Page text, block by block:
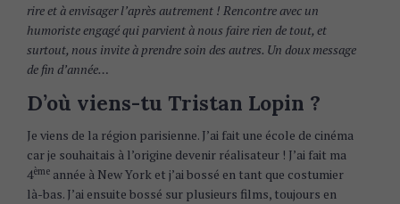
rire et à envisager l’après autrement ! Rencontre avec un
humoriste engagé qui parvient à nous faire rien de tout, et
surtout, nous invite à prendre soin des autres. Un doux message
de fin d’année…
D’où viens-tu Tristan Lopin ?
Je viens de la région parisienne. J’ai fait une école de cinéma
car je souhaitais à l’origine devenir réalisateur ! J’ai fait ma
4ème année à New York et j’ai bossé en tant que costumier
là-bas. J’ai ensuite bossé sur plusieurs films, toujours en